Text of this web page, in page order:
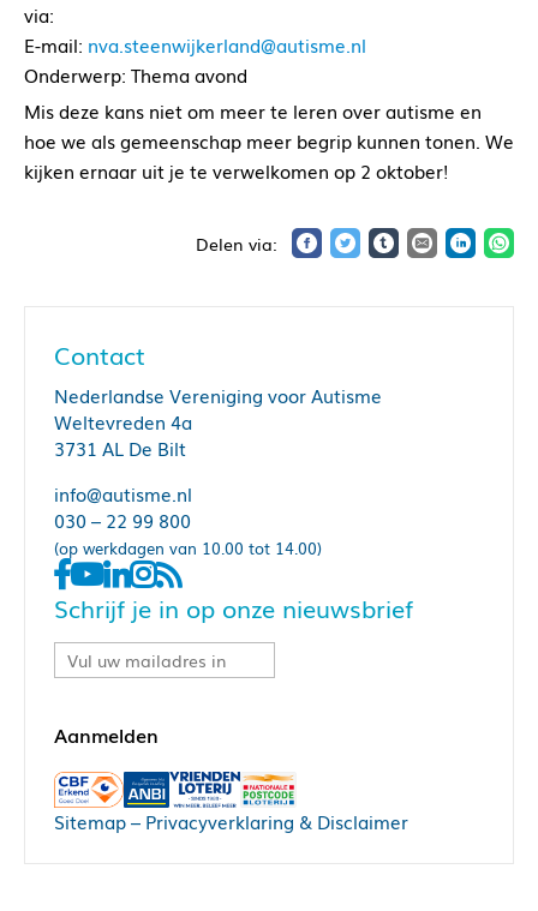
via:
E-mail: nva.steenwijkerland@autisme.nl
Onderwerp: Thema avond
Mis deze kans niet om meer te leren over autisme en
hoe we als gemeenschap meer begrip kunnen tonen. We
kijken ernaar uit je te verwelkomen op 2 oktober!
Contact
Nederlandse Vereniging voor Autisme
Weltevreden 4a
3731 AL De Bilt
info@autisme.nl
030 – 22 99 800
(op werkdagen van 10.00 tot 14.00)
Schrijf je in op onze nieuwsbrief
Sitemap– Privacyverklaring & Disclaimer